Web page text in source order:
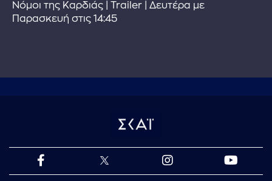
Νόμοι της Καρδιάς | Trailer | Δευτέρα με
Παρασκευή στις 14:45